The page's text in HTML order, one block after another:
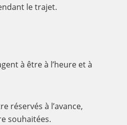
le trajet.
à être à l’heure et à
réservés à l’avance,
souhaitées.